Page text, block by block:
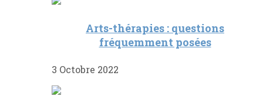
Arts-thérapies : questions
fréquemment posées
3 Octobre 2022